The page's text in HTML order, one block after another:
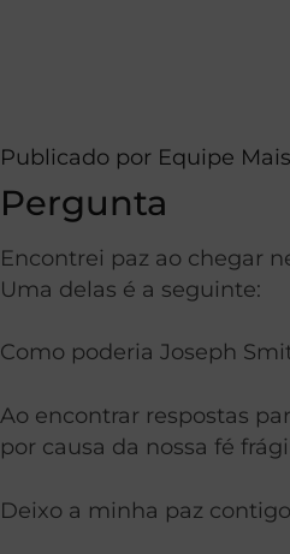
Publicado por Equipe
Pergunta
Encontrei paz ao chegar
Uma delas é a seguinte:
Como poderia Joseph
Ao encontrar respostas
por causa da nossa fé
Deixo a minha paz